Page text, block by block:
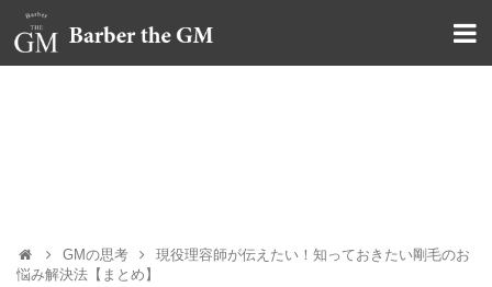
GMの思考
現役理容師が伝えたい！知っておきたい剛毛のお
悩み解決法【まとめ】